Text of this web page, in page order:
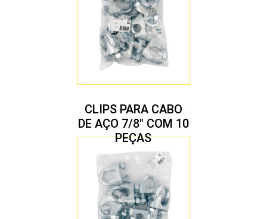
CLIPS PARA CABO
DE AÇO 7/8″ COM 10
PEÇAS